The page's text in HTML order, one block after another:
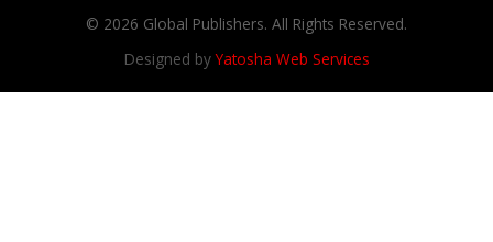
© 2026 Global Publishers. All Rights Reserved.
Designed byYatosha Web Services